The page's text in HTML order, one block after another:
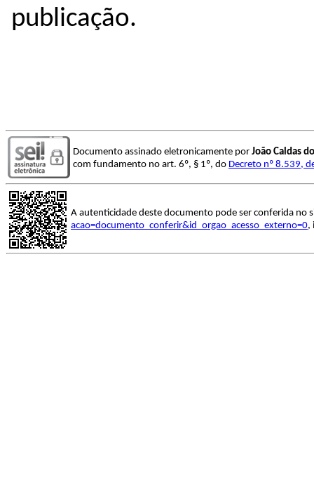
publicação.
Documento assinado eletronicamente por João Caldas
com fundamento no art. 6º, § 1º, do Decreto nº 8.539,
A autenticidade deste documento pode ser conferida no
acao=documento_conferir&id_orgao_acesso_externo=0,